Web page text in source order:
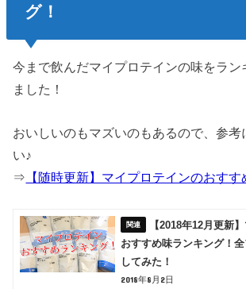
グ！
今まで飲んだマイプロテインの味をラン
ました！
おいしいのもマズいのもあるので、参考
い♪
⇒ 【随時更新】マイプロテインのおす
【2018年12月更新
おすすめ味ランキング！
してみた！
2018年8月2日